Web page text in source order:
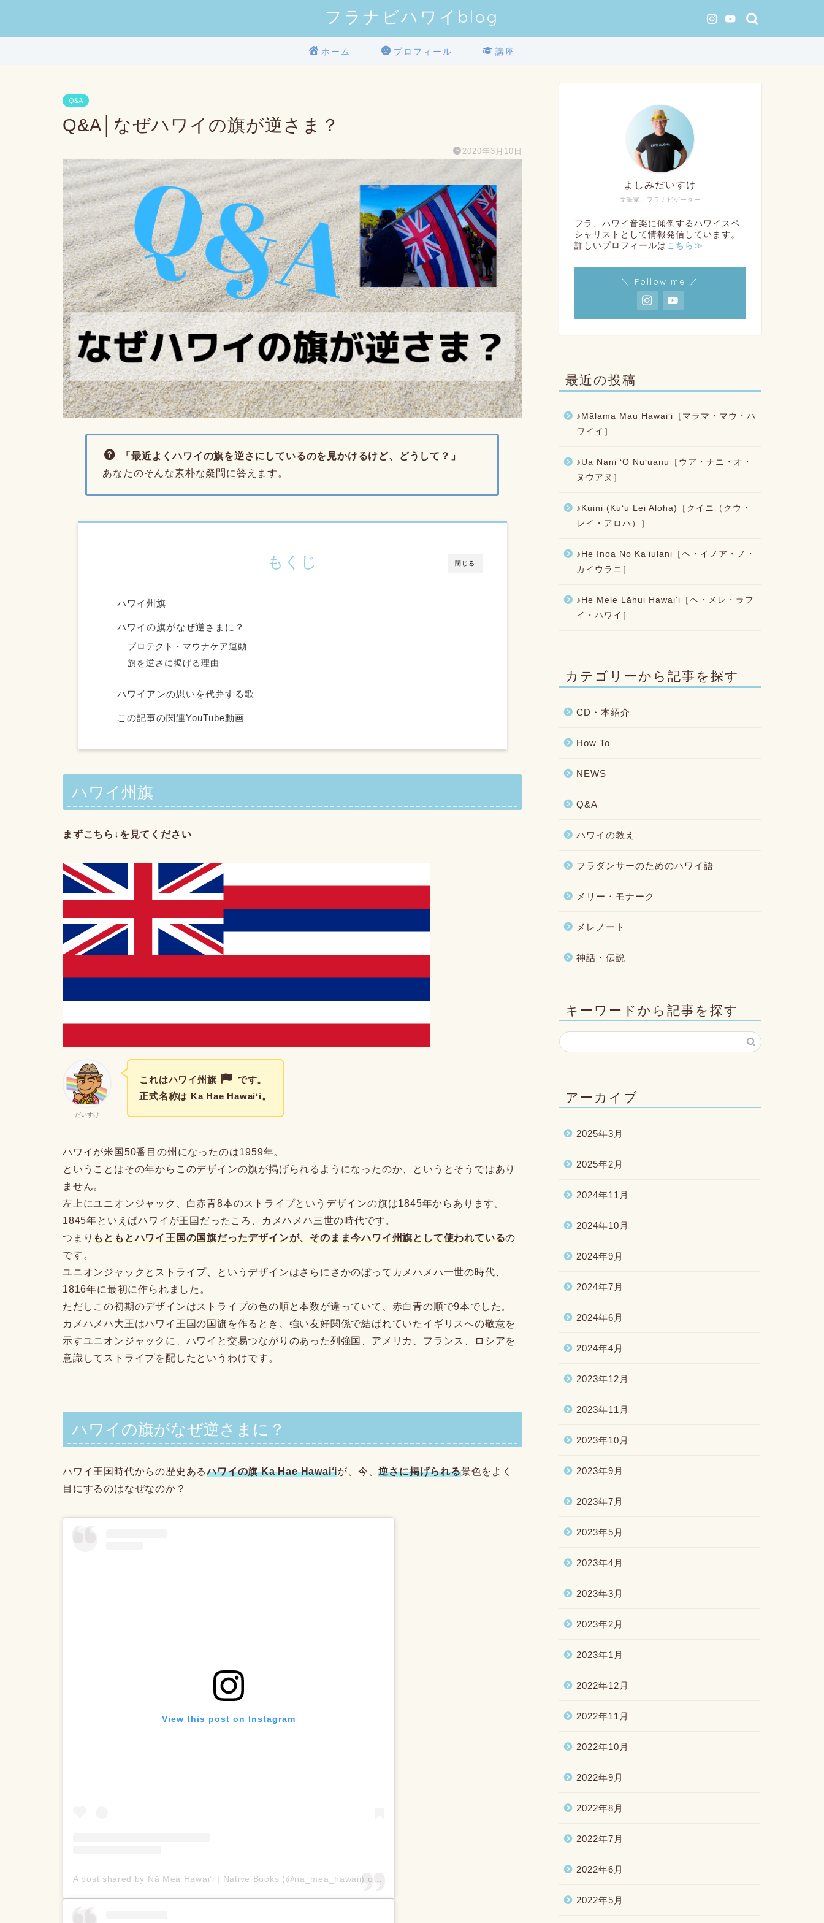
フラナビハワイblog
ホーム プロフィール 講座
Q&A
Q&A│なぜハワイの旗が逆さま？
2020年3月10日
「最近よくハワイの旗を逆さにしているのを見かけるけど、どうして？」
あなたのそんな素朴な疑問に答えます。
閉じる
もくじ
ハワイ州旗
ハワイの旗がなぜ逆さまに？
プロテクト・マウナケア運動
旗を逆さに掲げる理由
ハワイアンの思いを代弁する歌
この記事の関連YouTube動画
ハワイ州旗
まずこちら↓を見てください
だいすけ
これはハワイ州旗
です。
正式名称は Ka Hae Hawaiʻi。
ハワイが米国50番目の州になったのは1959年。
ということはその年からこのデザインの旗が掲げられるようになったのか、というとそうではあり
ません。
左上にユニオンジャック、白赤青8本のストライプというデザインの旗は1845年からあります。
1845年といえばハワイが王国だったころ、カメハメハ三世の時代です。
つまり もともとハワイ王国の国旗だったデザインが、そのまま今ハワイ州旗として使われているの
です。
ユニオンジャックとストライプ、というデザインはさらにさかのぼってカメハメハ一世の時代、
1816年に最初に作られました。
ただしこの初期のデザインはストライプの色の順と本数が違っていて、赤白青の順で9本でした。
カメハメハ大王はハワイ王国の国旗を作るとき、強い友好関係で結ばれていたイギリスへの敬意を
示すユニオンジャックに、ハワイと交易つながりのあった列強国、アメリカ、フランス、ロシアを
意識してストライプを配したというわけです。
ハワイの旗がなぜ逆さまに？
ハワイ王国時代からの歴史あるハワイの旗 Ka Hae Hawaiʻiが、今、逆さに掲げられる景色をよく
目にするのはなぜなのか？
View this post on Instagram
A post shared by Nā Mea Hawai’i | Native Books (@na_mea_hawaii) on
文筆家、フラナビゲーター
よしみだいすけ
フラ、ハワイ音楽に傾倒するハワイスペ
シャリストとして情報発信しています。
詳しいプロフィールは こちら≫
＼ Follow me ／
最近の投稿
♪Mālama Mau Hawaiʻi［マラマ・マウ・ハ
ワイイ］
♪Ua Nani ʻO Nuʻuanu［ウア・ナニ・オ・
ヌウアヌ］
♪Kuini (Kuʻu Lei Aloha)［クイニ（クウ・
レイ・アロハ）］
♪He Inoa No Kaʻiulani［ヘ・イノア・ノ・
カイウラニ］
♪He Mele Lāhui Hawaiʻi［ヘ・メレ・ラフ
イ・ハワイ］
カテゴリーから記事を探す
CD・本紹介
How To
NEWS
Q&A
ハワイの教え
フラダンサーのためのハワイ語
メリー・モナーク
メレノート
神話・伝説
キーワードから記事を探す
アーカイブ
2025年3月
2025年2月
2024年11月
2024年10月
2024年9月
2024年7月
2024年6月
2024年4月
2023年12月
2023年11月
2023年10月
2023年9月
2023年7月
2023年5月
2023年4月
2023年3月
2023年2月
2023年1月
2022年12月
2022年11月
2022年10月
2022年9月
2022年8月
2022年7月
2022年6月
2022年5月